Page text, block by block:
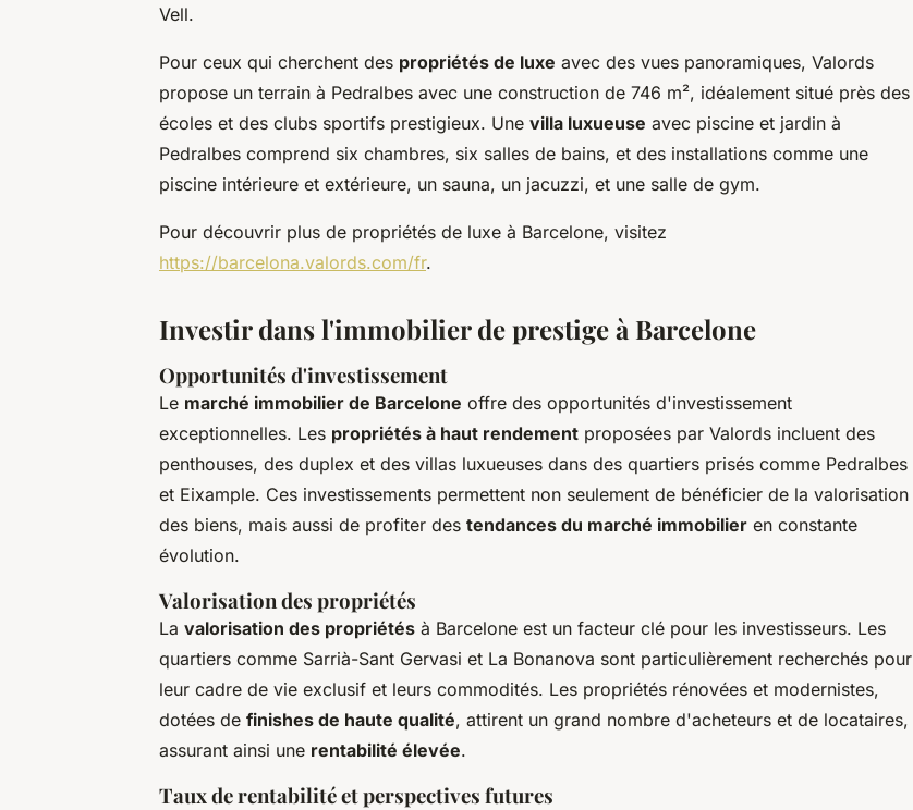
Vell.
Pour ceux qui cherchent des propriétés de luxe avec des vues panoramiques, Valords
propose un terrain à Pedralbes avec une construction de 746 m², idéalement situé près des
écoles et des clubs sportifs prestigieux. Une villa luxueuse avec piscine et jardin à
Pedralbes comprend six chambres, six salles de bains, et des installations comme une
piscine intérieure et extérieure, un sauna, un jacuzzi, et une salle de gym.
Pour découvrir plus de propriétés de luxe à Barcelone, visitez
https://barcelona.valords.com/fr.
Investir dans l'immobilier de prestige à Barcelone
Opportunités d'investissement
Le marché immobilier de Barcelone offre des opportunités d'investissement
exceptionnelles. Les propriétés à haut rendement proposées par Valords incluent des
penthouses, des duplex et des villas luxueuses dans des quartiers prisés comme Pedralbes
et Eixample. Ces investissements permettent non seulement de bénéficier de la valorisation
des biens, mais aussi de profiter des tendances du marché immobilier en constante
évolution.
Valorisation des propriétés
La valorisation des propriétés à Barcelone est un facteur clé pour les investisseurs. Les
quartiers comme Sarrià-Sant Gervasi et La Bonanova sont particulièrement recherchés pour
leur cadre de vie exclusif et leurs commodités. Les propriétés rénovées et modernistes,
dotées de finishes de haute qualité, attirent un grand nombre d'acheteurs et de locataires,
assurant ainsi une rentabilité élevée.
Taux de rentabilité et perspectives futures